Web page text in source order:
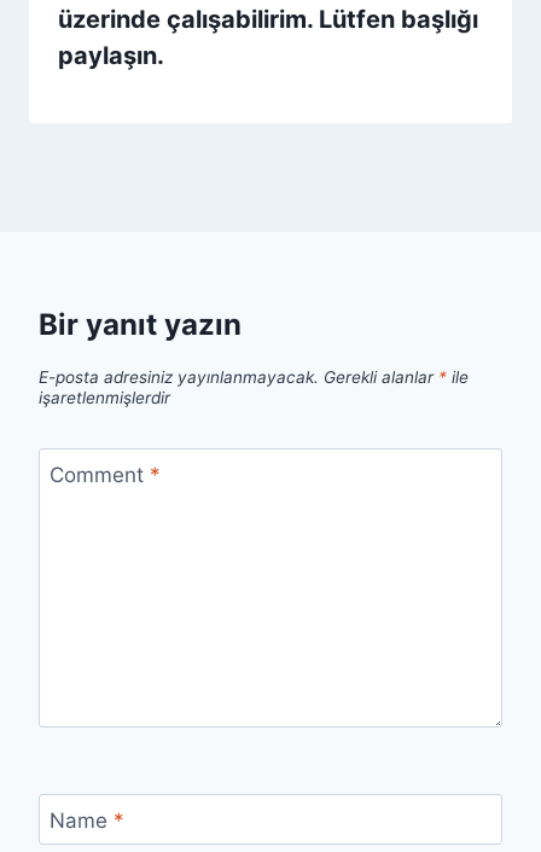
üzerinde çalışabilirim. Lütfen başlığı
paylaşın.
Bir yanıt yazın
E-posta adresiniz yayınlanmayacak. Gerekli alanlar * ile
işaretlenmişlerdir
Comment *
Name *